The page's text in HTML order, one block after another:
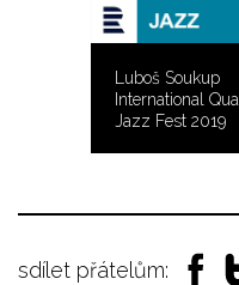
Luboš Soukup
International
Jazz Fest 2019
sdílet přátelům: